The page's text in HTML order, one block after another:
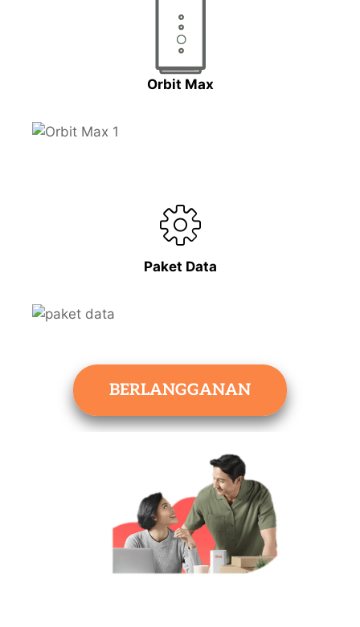
Orbit Max
Paket Data
BERLANGGANAN